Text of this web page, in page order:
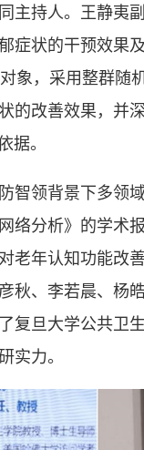
主持人。王静夷
症状的干预效果
象，采用整群随
的改善效果，并
据。
智领背景下多领
络分析》的学术
老年认知功能改
秋、李若晨、杨
复旦大学公共卫
实力。